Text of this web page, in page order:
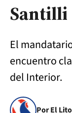
Santilli
El
encuentro
del Interior.
Por El